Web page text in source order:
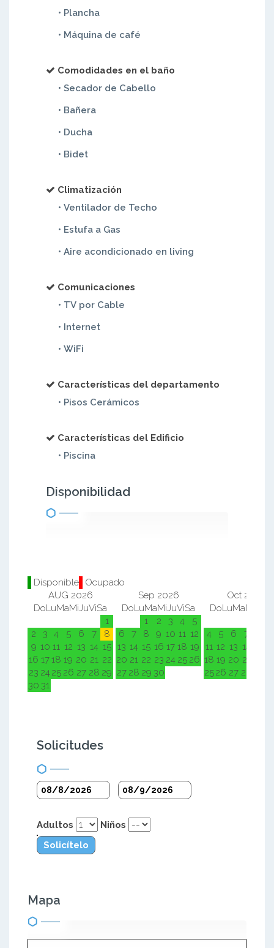
• Plancha
• Máquina de café
Comodidades en el baño
• Secador de Cabello
• Bañera
• Ducha
• Bidet
Climatización
• Ventilador de Techo
• Estufa a Gas
• Aire acondicionado en living
Comunicaciones
• TV por Cable
• Internet
• WiFi
Características del departamento
• Pisos Cerámicos
Características del Edificio
• Piscina
Disponibilidad
Disponible
Ocupado
AUG 2026
DoLuMaMiJuViSa
1
2
3 4 5 6 7
8
9 10 11 12 13 14 15
16 1718 19 20 21 22
23 24 25 26 27 28 29
30 31
Sep 2026
DoLuMaMiJuViSa
1
2 3 4
5
6
7 8 9 10 11 12
13 14 15 16 17 18 19
20 21 22 23 24 25 26
27 28 29 30
Oct 2026
DoLuMaMi
4
5 6 7
11 12 13 14
18 19 20 21
2526 27 28
Solicitudes
Adultos
Niños
Solicítelo
Mapa